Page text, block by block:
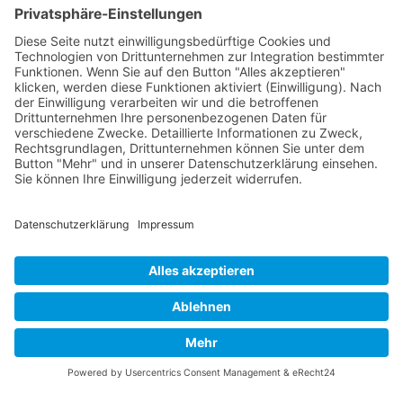
Möbelstadt Rück GmbH & Co. KG
Bayer MaterialScience AG
Lufthansa AirPlus Servicekarten GmbH
TEILNEHMER
Feedback
Herr Hecker ist sehr gut auf
individuelle Wünsche, Fragen und